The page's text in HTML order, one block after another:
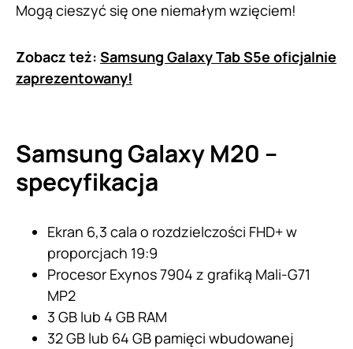
Mogą cieszyć się one niemałym wzięciem!
Zobacz też: Samsung Galaxy Tab S5e oficjalnie
zaprezentowany!
Samsung Galaxy M20 –
specyfikacja
Ekran 6,3 cala o rozdzielczości FHD+ w
proporcjach 19:9
Procesor Exynos 7904 z grafiką Mali-G71
MP2
3 GB lub 4 GB RAM
32 GB lub 64 GB pamięci wbudowanej